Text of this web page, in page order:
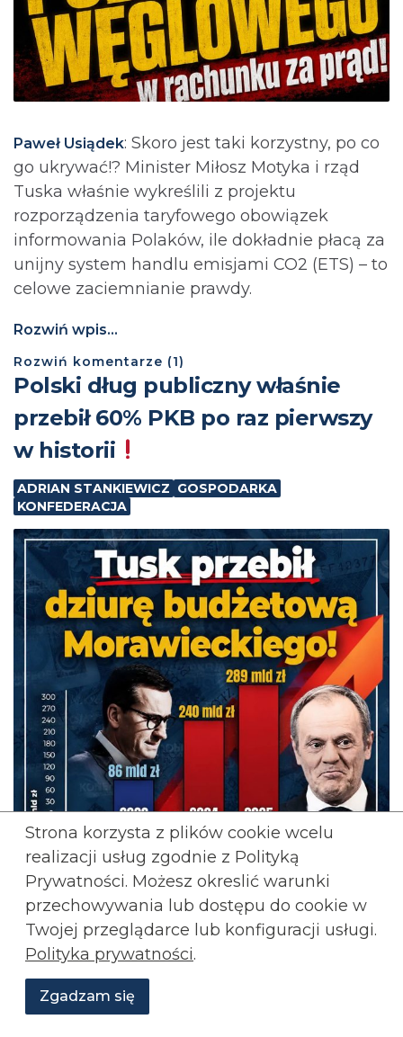
Paweł Usiądek: Skoro jest taki korzystny, po co
go ukrywać!? Minister Miłosz Motyka i rząd
Tuska właśnie wykreślili z projektu
rozporządzenia taryfowego obowiązek
informowania Polaków, ile dokładnie płacą za
unijny system handlu emisjami CO2 (ETS) – to
celowe zaciemnianie prawdy.
Rozwiń wpis...
Rozwiń komentarze (1)
Polski dług publiczny właśnie
przebił 60% PKB po raz pierwszy
w historii
ADRIAN STANKIEWICZ GOSPODARKA
KONFEDERACJA
Strona korzysta z plików cookie wcelu
realizacji usług zgodnie z Polityką
Prywatności. Możesz okreslić warunki
przechowywania lub dostępu do cookie w
Twojej przeglądarce lub konfiguracji usługi.
Polityka prywatności.
Zgadzam się